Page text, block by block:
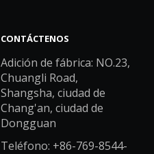
CONTÁCTENOS
Adición de fábrica: NO.23,
Chuangli Road,
Shangsha, ciudad de
Chang'an, ciudad de
Dongguan
Teléfono: +86-769-8544-